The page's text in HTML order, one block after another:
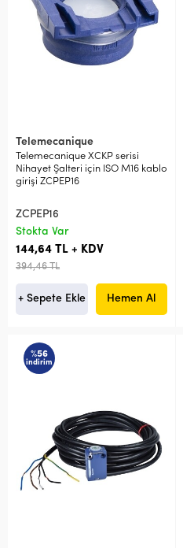
Telemecanique
Telemecanique XCKP serisi
Nihayet Şalteri için ISO M16 kablo
girişi ZCPEP16
ZCPEP16
Stokta Var
144,64 TL + KDV
394,46 TL
+ Sepete Ekle Hemen Al
%56
indirim